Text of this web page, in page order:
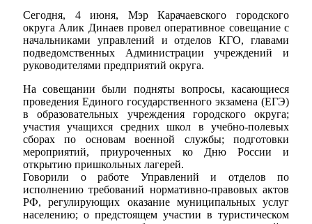
Сегодня, 4 июня, Мэр Карачаевского городского
округа Алик Динаев провел оперативное совещание с
начальниками управлений и отделов КГО, главами
подведомственных Администрации учреждений и
руководителями предприятий округа.
На совещании были подняты вопросы, касающиеся
проведения Единого государственного экзамена (ЕГЭ)
в образовательных учреждения городского округа;
участия учащихся средних школ в учебно-полевых
сборах по основам военной службы; подготовки
мероприятий, приуроченных ко Дню России и
открытию пришкольных лагерей.
Говорили о работе Управлений и отделов по
исполнению требований нормативно-правовых актов
РФ, регулирующих оказание муниципальных услуг
населению; о предстоящем участии в туристическом